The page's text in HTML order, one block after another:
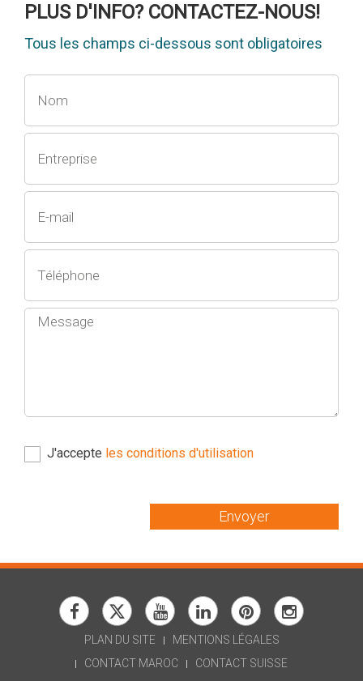
PLUS D'INFO? CONTACTEZ-NOUS!
Tous les champs ci-dessous sont obligatoires
J'accepte les conditions d'utilisation
Envoyer
PLAN DU SITE
MENTIONS LÉGALES
CONTACT MAROC
CONTACT SUISSE